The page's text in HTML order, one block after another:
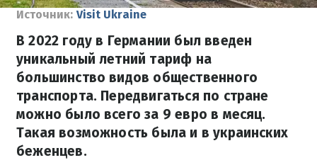
Источник: Visit Ukraine
В 2022 году в Германии был введен
уникальный летний тариф на
большинство видов общественного
транспорта. Передвигаться по стране
можно было всего за 9 евро в месяц.
Такая возможность была и в украинских
беженцев.